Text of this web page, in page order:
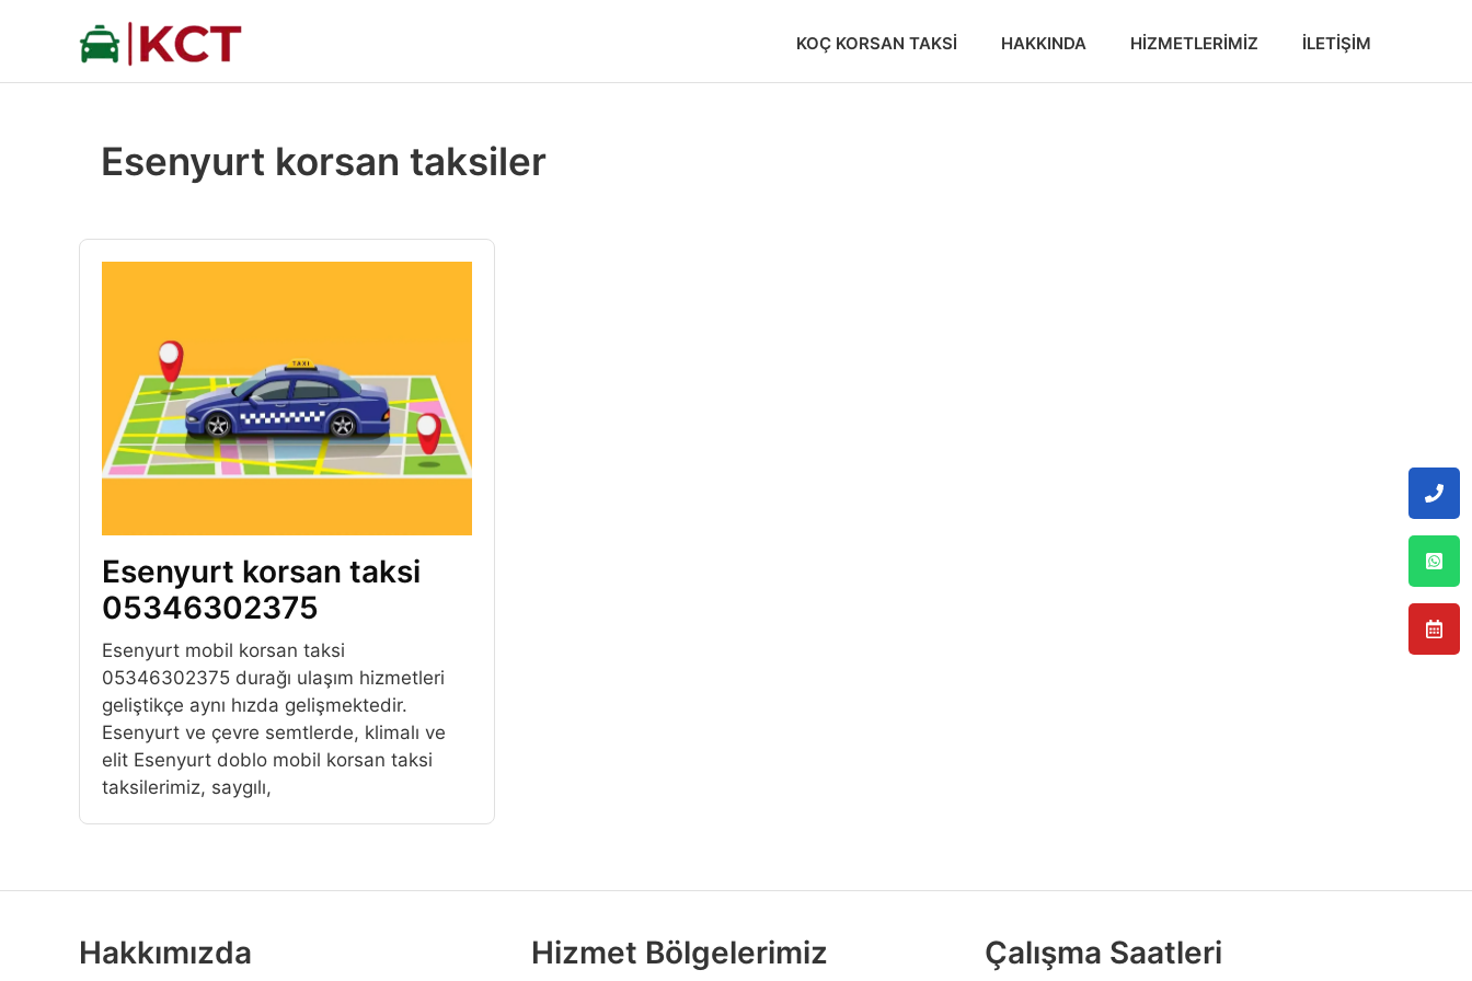
KOÇ KORSAN TAKSI HAKKINDA HIZMETLERIMIZ İLETIŞIM
Esenyurt korsan taksiler
Esenyurt korsan taksi
05346302375
Esenyurt mobil korsan taksi
05346302375 durağı ulaşım hizmetleri
geliştikçe aynı hızda gelişmektedir.
Esenyurt ve çevre semtlerde, klimalı ve
elit Esenyurt doblo mobil korsan taksi
taksilerimiz, saygılı,
Hakkımızda Hizmet Bölgelerimiz Çalışma Saatleri